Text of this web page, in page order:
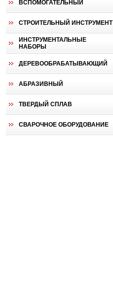
ВСПОМОГАТЕЛЬНЫЙ
СТРОИТЕЛЬНЫЙ ИНСТРУМЕНТ
ИНСТРУМЕНТАЛЬНЫЕ
НАБОРЫ
ДЕРЕВООБРАБАТЫВАЮЩИЙ
АБРАЗИВНЫЙ
ТВЕРДЫЙ СПЛАВ
СВАРОЧНОЕ ОБОРУДОВАНИЕ